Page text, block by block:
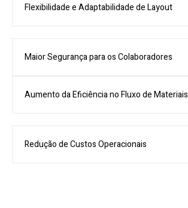
Flexibilidade e Adaptabilidade de Layout
Maior Segurança para os Colaboradores
Aumento da Eficiência no Fluxo de Materiais
Redução de Custos Operacionais